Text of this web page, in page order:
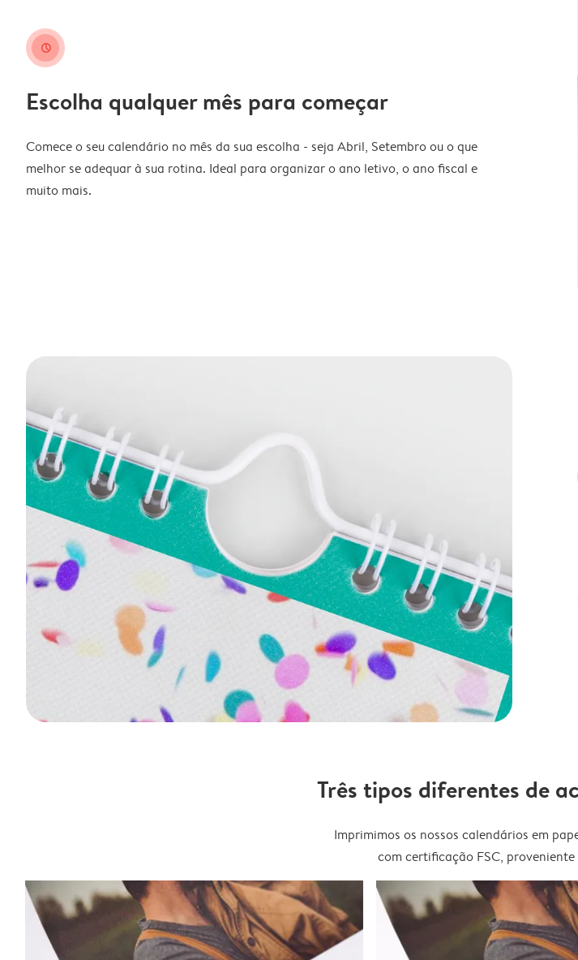
clock
Escolha qualquer mês para começar
Comece o seu calendário no mês da sua escolha - seja Abril, Setembro ou o que
melhor se adequar à sua rotina. Ideal para organizar o ano letivo, o ano fiscal e
muito mais.
Três tipos diferentes de
Imprimimos os nossos calendários em
com certificação FSC,